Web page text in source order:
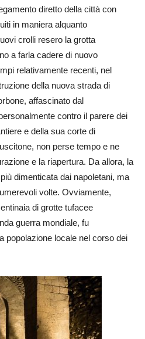
diretto della città con
in maniera alquanto
crolli resero la grotta
a farla cadere di nuovo
relativamente recenti, nel
della nuova strada di
affascinato dal
contro il parere dei
e della sua corte di
non perse tempo e ne
e la riapertura. Da allora, la
dimenticata dai napoletani, ma
volte. Ovviamente,
di grotte tufacee
guerra mondiale, fu
popolazione locale nel corso dei